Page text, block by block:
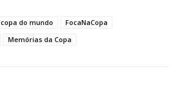
copa do mundo
FocaNaCopa
Memórias da Copa